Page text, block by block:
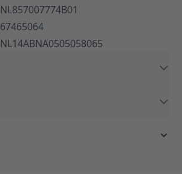
NL857007774B01
67465064
NL14ABNA0505058065